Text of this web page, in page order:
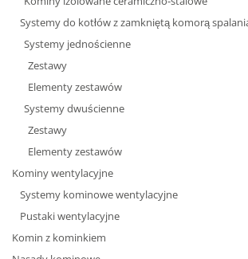
Systemy do kotłów z zamkniętą komorą
Systemy jednościenne
Zestawy
Elementy zestawów
Systemy dwuścienne
Zestawy
Elementy zestawów
Kominy wentylacyjne
Systemy kominowe wentylacyjne
Pustaki wentylacyjne
Komin z kominkiem